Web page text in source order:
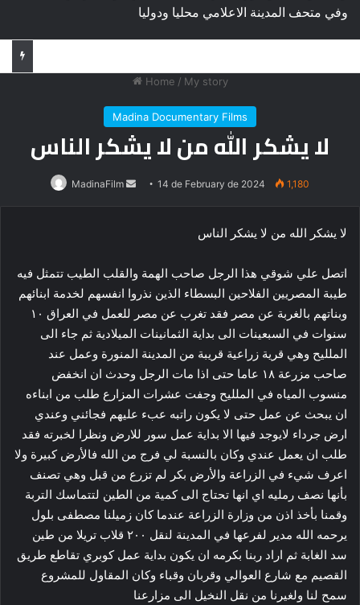
وفي متحف المدينة الاعلامي محليا ودوليا
Home / My story
Madina Documentary Films
لا يشكر الله من لا يشكر الناس
MadinaFilm
Send14 de February de 2024 1,180
لا يشكر الله من لا يشكر الناس
اتصل علي شوقي هذا الرجل صاحب الهمة والقلب الطيب تتمثل فيه
طيبة المصريين الفلاحين البسطاء الذين نذروا انفسهم لخدمة ابنائهم
وبناتهم بالغربة عن مصر فقد تغرب عن مصر للعمل في العراق ١٠
سنوات في السبعينات الى بداية الثمانينات الميلادية ثم جاء الى
الملليح وهي قرية زراعية قريبة من المدينة المنورة وعمل عند
صاحب مزرعة ١٨ عاما حتى اذا مات الرجل وحدث ان انخفض
منسوب المياه في الملليح وجفت عشرات المزارع طلب من ابناءه
ان يبحث عن عمل حتى لا يكون راتبه عبء عليهم فجائني وعندي
ارض جرداء لايوجد فيها الا بداية عمل سور للارض ونظرا لخبرته فقد
طلب ان يعمل عندي وكان بالنسبة لي فرج من الله فالأرض كبيرة ولا
اعرف شيء في الزراعة والأرض بكر لم تزرع من قبل وهي تصنف
بأنها نصف رمليه اي انها تحتاج الى كمية من الطين لتتماسك التربة
وقمنا بأخذ اذن من وزارة الزراعة عندما كان زميلنا مصطفى بلول
يرحمه الله مدير لفرعها في المدينة لنقل ٢٠٠ قلاب تريلا من طين
سد الغابة ثم اراد ربنا بكرمه ان يكون بداية عمل كوبري تقاطع طريق
القصيم مع شارع العوالي وقربان وقباء وكان المقاول للمشروع
سمح لنا ولغيرنا من نقل النخيل الى مزارعنا